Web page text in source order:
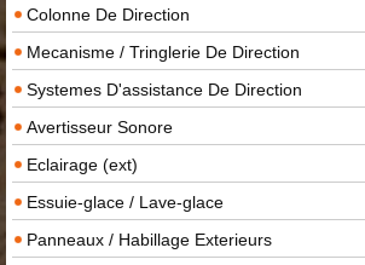
Colonne De Direction
Mecanisme / Tringlerie De Direction
Systemes D'assistance De Direction
Avertisseur Sonore
Eclairage (ext)
Essuie-glace / Lave-glace
Panneaux / Habillage Exterieurs